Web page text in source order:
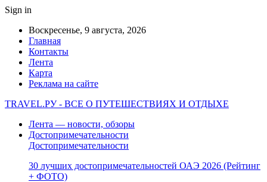
Sign in
Воскресенье, 9 августа, 2026
Главная
Контакты
Лента
Карта
Реклама на сайте
TRAVEL.РУ - ВСЕ О ПУТЕШЕСТВИЯХ И ОТДЫХЕ
Лента — новости, обзоры
Достопримечательности
Достопримечательности
30 лучших достопримечательностей ОАЭ 2026 (Рейтинг
+ ФОТО)